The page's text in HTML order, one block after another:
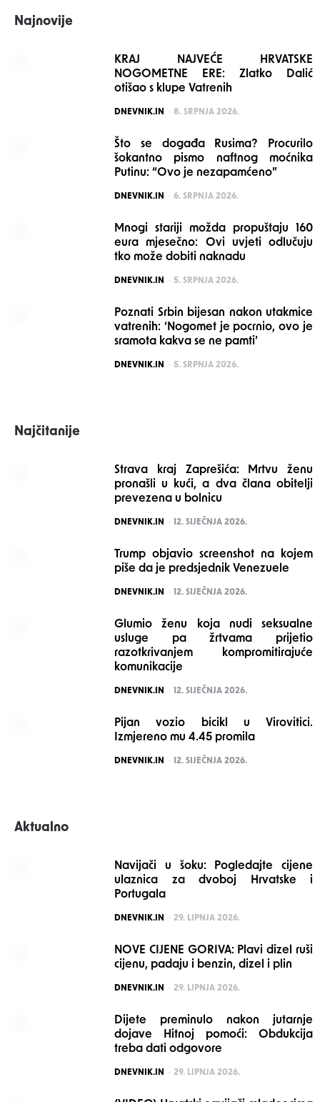
Najnovije
KRAJ NAJVEĆE HRVATSKE
NOGOMETNE ERE: Zlatko Dalić
otišao s klupe Vatrenih
POSTED
DNEVNIK.IN 8. SRPNJA 2026.
Što se događa Rusima? Procurilo
šokantno pismo naftnog moćnika
Putinu: “Ovo je nezapamćeno”
POSTED
DNEVNIK.IN 6. SRPNJA 2026.
Mnogi stariji možda propuštaju 160
eura mjesečno: Ovi uvjeti odlučuju
tko može dobiti naknadu
POSTED
DNEVNIK.IN 5. SRPNJA 2026.
Poznati Srbin bijesan nakon utakmice
vatrenih: ‘Nogomet je pocrnio, ovo je
sramota kakva se ne pamti’
POSTED
DNEVNIK.IN 5. SRPNJA 2026.
Najčitanije
Strava kraj Zaprešića: Mrtvu ženu
pronašli u kući, a dva člana obitelji
prevezena u bolnicu
POSTED
DNEVNIK.IN 12. SIJEČNJA 2026.
Trump objavio screenshot na kojem
piše da je predsjednik Venezuele
POSTED
DNEVNIK.IN 12. SIJEČNJA 2026.
Glumio ženu koja nudi seksualne
usluge pa žrtvama prijetio
razotkrivanjem kompromitirajuće
komunikacije
POSTED
DNEVNIK.IN 12. SIJEČNJA 2026.
Pijan vozio bicikl u Virovitici.
Izmjereno mu 4.45 promila
POSTED
DNEVNIK.IN 12. SIJEČNJA 2026.
Aktualno
Navijači u šoku: Pogledajte cijene
ulaznica za dvoboj Hrvatske i
Portugala
POSTED
DNEVNIK.IN 29. LIPNJA 2026.
NOVE CIJENE GORIVA: Plavi dizel ruši
cijenu, padaju i benzin, dizel i plin
POSTED
DNEVNIK.IN 29. LIPNJA 2026.
Dijete preminulo nakon jutarnje
dojave Hitnoj pomoći: Obdukcija
treba dati odgovore
POSTED
DNEVNIK.IN 29. LIPNJA 2026.